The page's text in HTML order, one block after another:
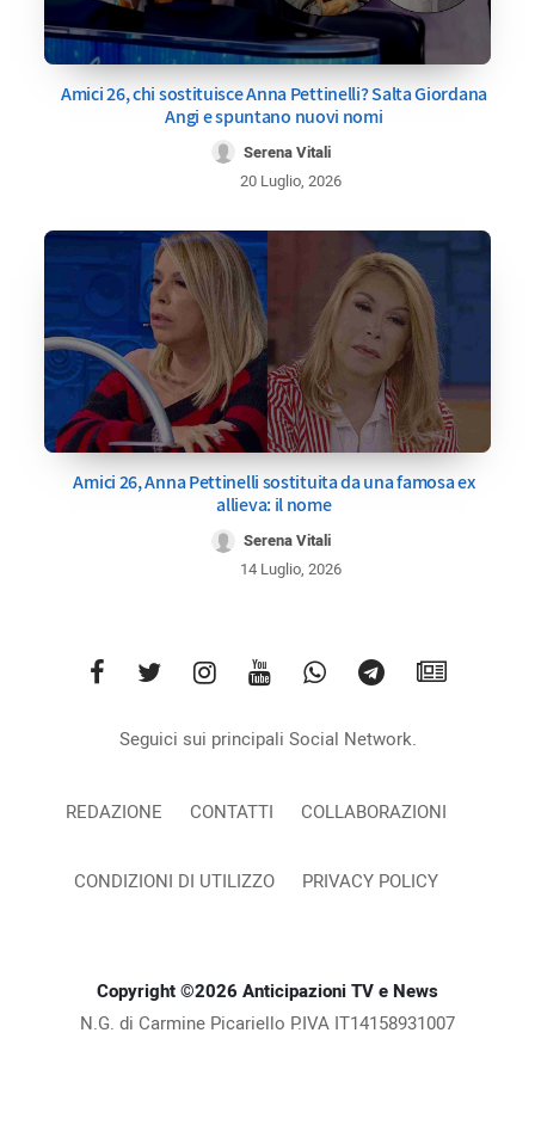
Amici 26, chi sostituisce Anna Pettinelli? Salta Giordana
Angi e spuntano nuovi nomi
Serena Vitali
20 Luglio, 2026
Amici 26, Anna Pettinelli sostituita da una famosa ex
allieva: il nome
Serena Vitali
14 Luglio, 2026
Seguici sui principali Social Network.
REDAZIONE CONTATTI COLLABORAZIONI
CONDIZIONI DI UTILIZZO PRIVACY POLICY
Copyright ©2026 Anticipazioni TV e News
N.G. di Carmine Picariello P.IVA IT14158931007